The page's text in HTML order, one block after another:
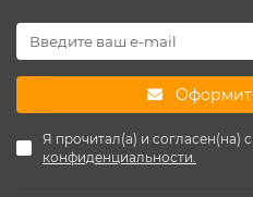
Я прочитал(а) и согласен(на)
конфиденциальности.